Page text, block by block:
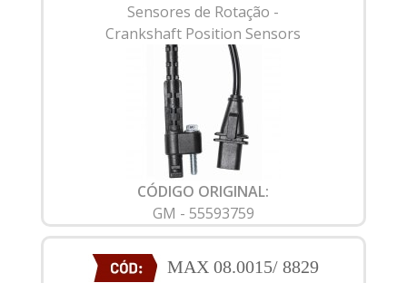
Sensores de Rotação -
Crankshaft Position Sensors
CÓDIGO ORIGINAL:
GM - 55593759
MAX 08.0015/ 8829